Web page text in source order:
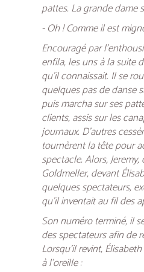
pattes. La grande dame
- Oh ! Comme il est
Encouragé par
enfila, les uns à la suite
qu’il connaissait. Il se
quelques pas de danse
puis marcha sur ses
clients, assis sur les
journaux. D’autres
tournèrent la tête pour
spectacle. Alors,
Goldmeller, devant
quelques spectateurs,
qu’il inventait au fil des
Son numéro terminé, il
des spectateurs afin de
Lorsqu’il revint,
à l’oreille :